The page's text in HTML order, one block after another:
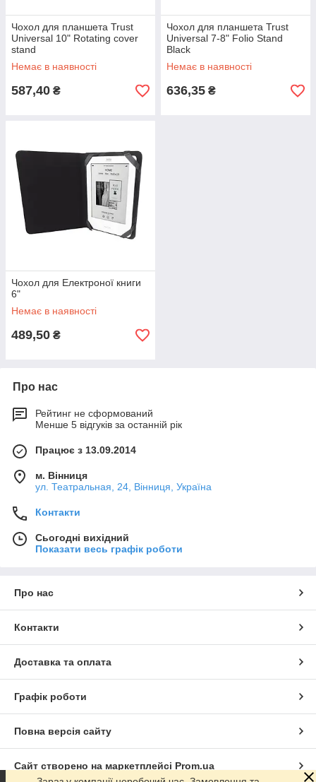
Чохол для планшета Trust
Universal 10" Rotating cover
stand
Немає в наявності
587,40 ₴
Чохол для планшета Trust
Universal 7-8" Folio Stand
Black
Немає в наявності
636,35 ₴
Чохол для Електроної книги
6"
Немає в наявності
489,50 ₴
Про нас
Рейтинг не сформований
Менше 5 відгуків за останній рік
Працює з 13.09.2014
м. Вінниця
ул. Театральная, 24, Вінниця, Україна
Контакти
Сьогодні вихідний
Показати весь графік роботи
Про нас
Контакти
Доставка та оплата
Графік роботи
Повна версія сайту
Сайт створено на маркетплейсі Prom.ua